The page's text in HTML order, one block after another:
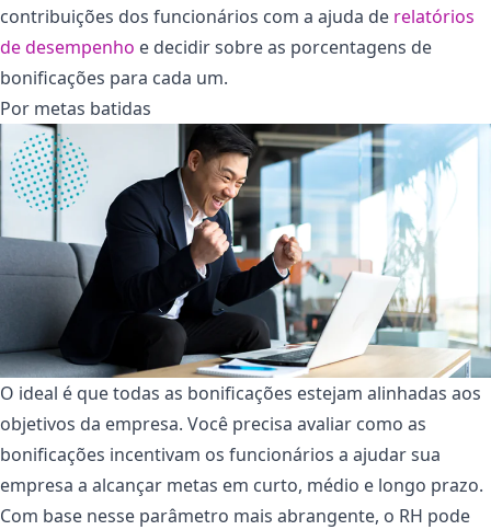
contribuições dos funcionários com a ajuda de relatórios
de desempenho e decidir sobre as porcentagens de
bonificações para cada um.
Por metas batidas
O ideal é que todas as bonificações estejam alinhadas aos
objetivos da empresa. Você precisa avaliar como as
bonificações incentivam os funcionários a ajudar sua
empresa a alcançar metas em curto, médio e longo prazo.
Com base nesse parâmetro mais abrangente, o RH pode